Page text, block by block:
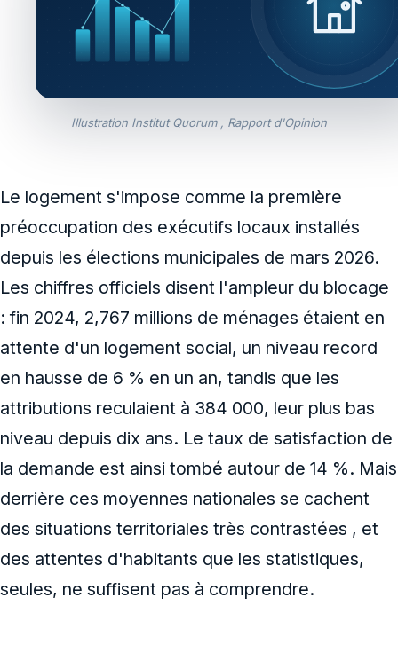
Illustration Institut Quorum , Rapport d'Opinion
Le logement s'impose comme la première
préoccupation des exécutifs locaux installés
depuis les élections municipales de mars 2026.
Les chiffres officiels disent l'ampleur du blocage
: fin 2024, 2,767 millions de ménages étaient en
attente d'un logement social, un niveau record
en hausse de 6 % en un an, tandis que les
attributions reculaient à 384 000, leur plus bas
niveau depuis dix ans. Le taux de satisfaction de
la demande est ainsi tombé autour de 14 %. Mais
derrière ces moyennes nationales se cachent
des situations territoriales très contrastées , et
des attentes d'habitants que les statistiques,
seules, ne suffisent pas à comprendre.